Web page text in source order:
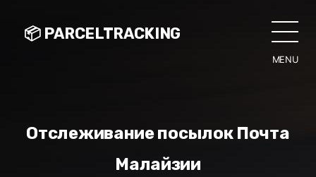
MENU
📦 PARCELTRACKING
Отслеживание посылок Почта
Малайзии